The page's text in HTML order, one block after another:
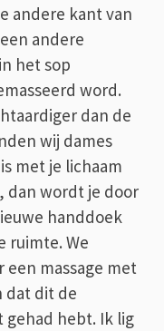
andere kant van
andere
het sop
word.
dan de
wij dames
met je lichaam
dan wordt je door
handdoek
ruimte. We
massage met
dat dit de
gehad hebt. Ik lig